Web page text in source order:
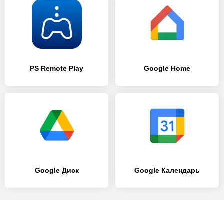
PS Remote Play Google Home
Google Диск Google Календарь